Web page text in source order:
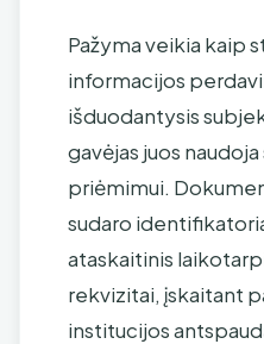
Pažyma veikia kaip
informacijos
išduodantysis
gavėjas juos
priėmimui.
sudaro
ataskaitinis
rekvizitai, įskaitant
institucijos